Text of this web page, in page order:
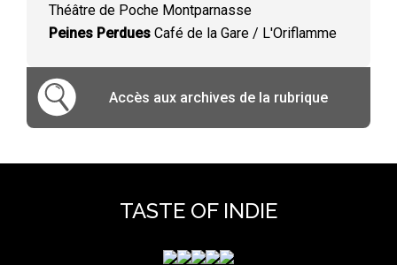
Théâtre de Poche Montparnasse
Peines Perdues Café de la Gare / L'Oriflamme
Accès aux archives de la rubrique
TASTE OF INDIE